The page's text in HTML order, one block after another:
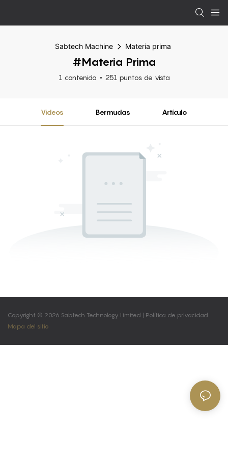
Sabtech Machine Materia prima
#Materia Prima
1 contenido 251 puntos de vista
Videos Bermudas Artículo
Copyright © 2026 Sabtech Technology Limited | Política de privacidad
Mapa del sitio